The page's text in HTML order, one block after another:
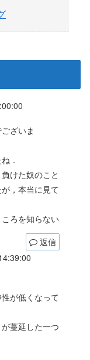
ざいま
．
けた奴のこと
，本当に見て
ろを知らない
返信
が低くなって
蔓延した一つ